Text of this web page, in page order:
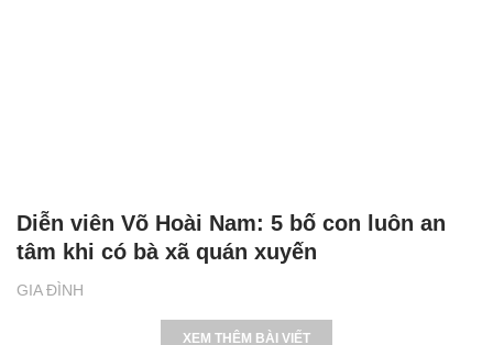
GIA ĐÌNH
Diễn viên Võ Hoài Nam: 5 bố con luôn an
tâm khi có bà xã quán xuyến
XEM THÊM BÀI VIẾT